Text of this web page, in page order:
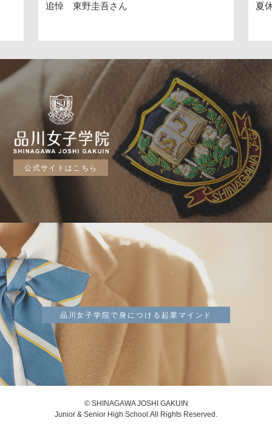
圭吾さん 夏休みへ（20260724）
公式サイトはこちら
品川女子学院で身につける起業マインド
© SHINAGAWA JOSHI GAKUIN
Junior & Senior High School.All Rights Reserved.